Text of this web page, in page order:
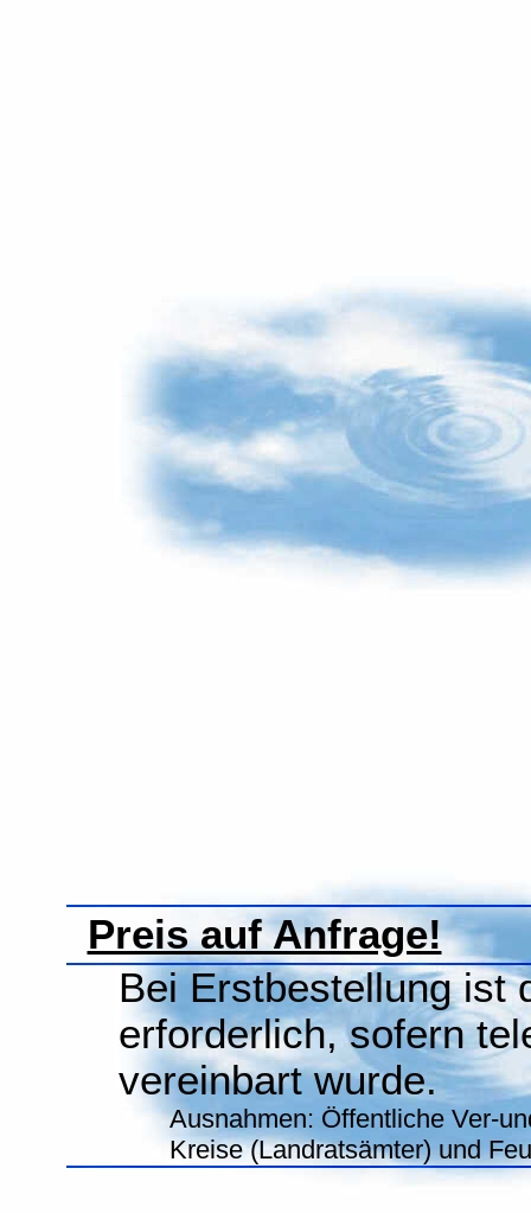
Preis auf Anfrage!
Bei Erstbestellung ist
erforderlich, sofern
vereinbart wurde.
Ausnahmen: Öffentliche Ver-
Kreise (Landratsämter) und